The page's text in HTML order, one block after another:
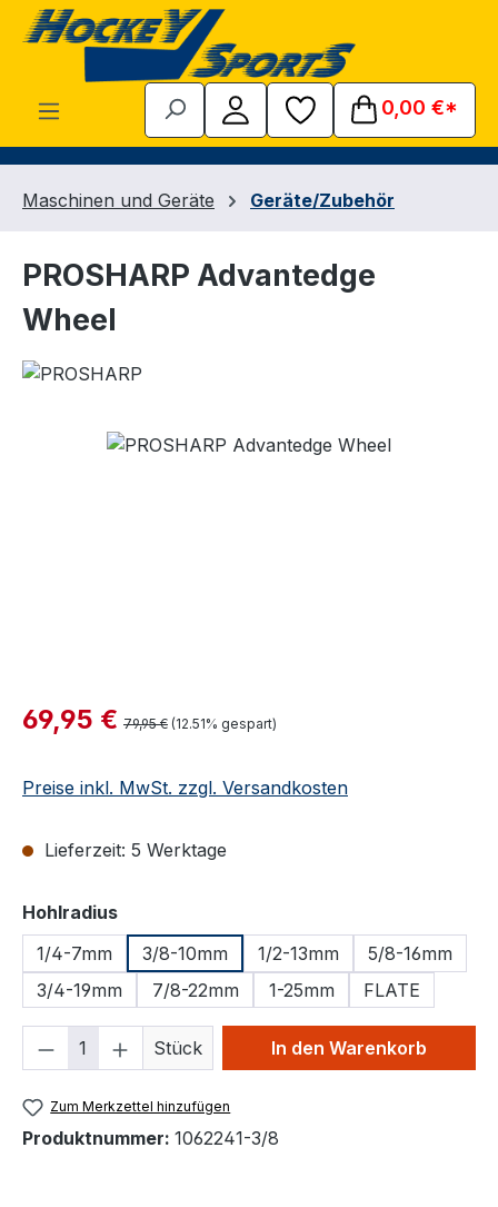
Zum Hauptinhalt springen
0,00 €*
Maschinen und Geräte Geräte/Zubehör
PROSHARP Advantedge
Wheel
Bildergalerie überspringen
Verkaufspreis:
69,95 € Regulärer Preis:
79,95 € (12.51% gespart)
Preise inkl. MwSt. zzgl. Versandkosten
Lieferzeit: 5 Werktage
Hohlradiusauswählen
1/4-7mm
3/8-10mm 1/2-13mm
5/8-16mm
3/4-19mm
7/8-22mm 1-25mm FLATE
Produkt Anzahl: Gib den
Stück In den Warenkorb
Zum Merkzettel hinzufügen
Produktnummer: 1062241-3/8